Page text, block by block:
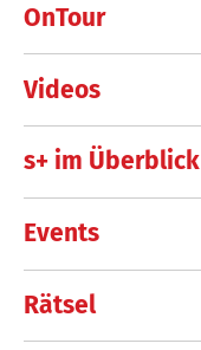
OnTour
Videos
s+ im Überblick
Events
Rätsel